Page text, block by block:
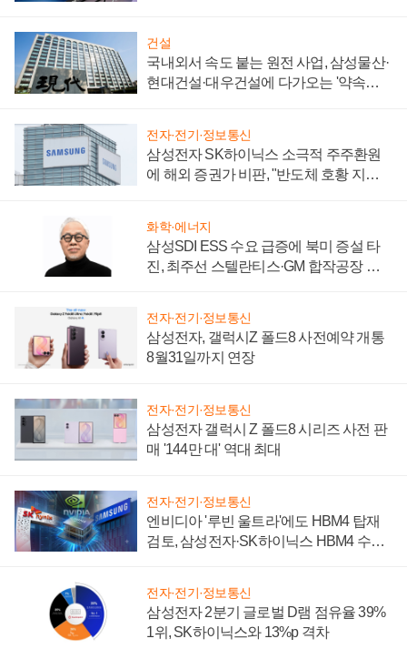
건설
국내외서 속도 붙는 원전 사업, 삼성물산·
현대건설·대우건설에 다가오는 '약속의
전자·전기·정보통신
삼성전자 SK하이닉스 소극적 주주환원
에 해외 증권가 비판, "반도체 호황 지속
화학·에너지
삼성SDI ESS 수요 급증에 북미 증설 타
진, 최주선 스텔란티스·GM 합작공장 건
전자·전기·정보통신
삼성전자, 갤럭시Z 폴드8 사전예약 개통
8월31일까지 연장
전자·전기·정보통신
삼성전자 갤럭시 Z 폴드8 시리즈 사전 판
매 '144만 대' 역대 최대
전자·전기·정보통신
엔비디아 '루빈 울트라'에도 HBM4 탑재
검토, 삼성전자·SK하이닉스 HBM4 수율
전자·전기·정보통신
삼성전자 2분기 글로벌 D램 점유율 39%
1위, SK하이닉스와 13%p 격차